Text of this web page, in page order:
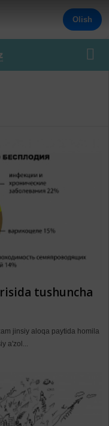
Olish
tushuncha
jinsiy aloqa paytida homila
a'zol...